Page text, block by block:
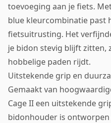
toevoeging aan je fiets.
blue kleurcombinatie past
fietsuitrusting. Het
je bidon stevig blijft zitten,
hobbelige paden rijdt.
Uitstekende grip en
Gemaakt van
Cage II een uitstekende
bidonhouder is